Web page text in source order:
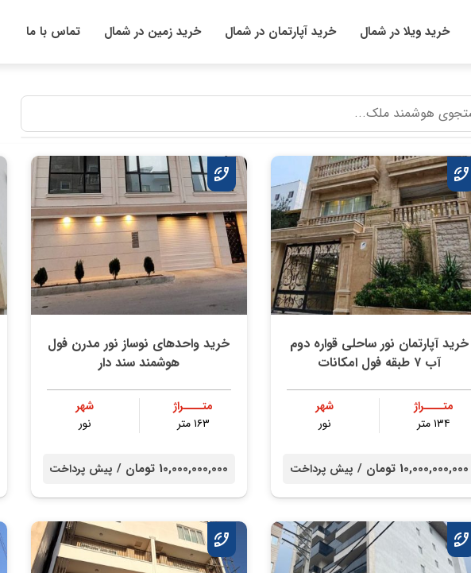
خرید ویلا در شمال خرید آپارتمان در شمال خرید زمین در شمال تماس با ما
خرید آپارتمان نور ساحلی قواره دوم
آب ۷ طبقه فول امکانات
متــــراژ
۱۳۴ متر
شهر
نور
10,000,000,000 تومان / پیش پرداخت
خرید واحدهای نوساز نور مدرن فول
هوشمند سند دار
متــــراژ
۱۶۳ متر
شهر
نور
10,000,000,000 تومان / پیش پرداخت